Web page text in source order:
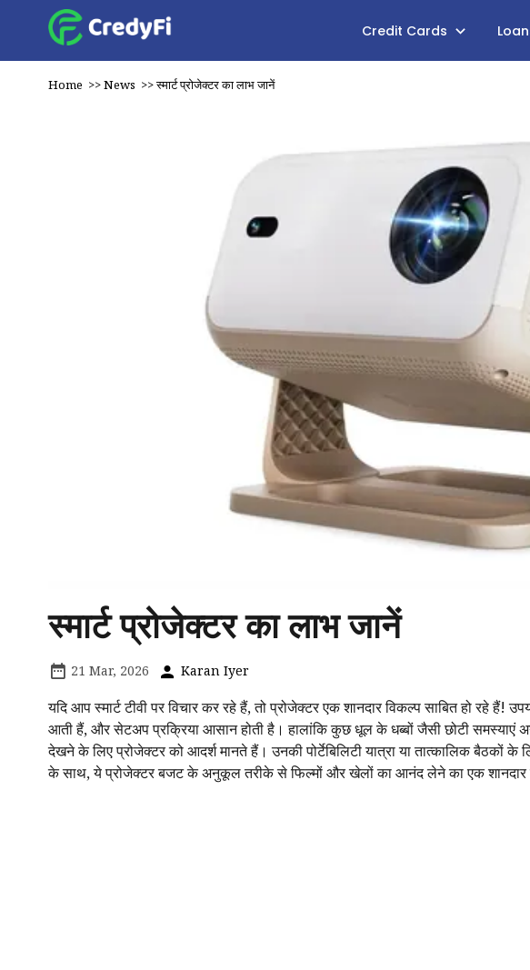
Credit Cards
Home >>News >>स्मार्ट प्रोजेक्टर का लाभ जानें
स्मार्ट प्रोजेक्टर का लाभ जानें
21 Mar, 2026 Karan Iyer
यदि आप स्मार्ट टीवी पर विचार कर रहे हैं, तो प्रोजेक्टर एक शानदार विकल्प साबित हो रहे हैं!
आती हैं, और सेटअप प्रक्रिया आसान होती है। हालांकि कुछ धूल के धब्बों जैसी छोटी समस्याएं
देखने के लिए प्रोजेक्टर को आदर्श मानते हैं। उनकी पोर्टेबिलिटी यात्रा या तात्कालिक बैठकों
के साथ, ये प्रोजेक्टर बजट के अनुकूल तरीके से फिल्मों और खेलों का आनंद लेने का एक शानदार